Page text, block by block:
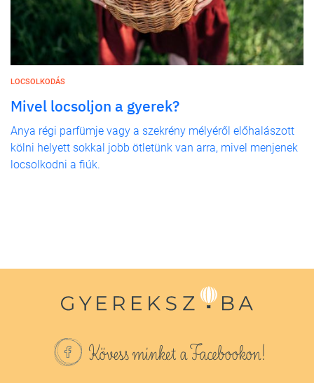
LOCSOLKODÁS
Mivel locsoljon a gyerek?
Anya régi parfümje vagy a szekrény mélyéről előhalászott
kölni helyett sokkal jobb ötletünk van arra, mivel menjenek
locsolkodni a fiúk.
Kövess minket a Facebookon!